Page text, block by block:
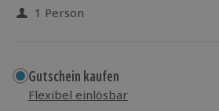
1 Person
Gutschein kaufen
Flexibel einlösbar